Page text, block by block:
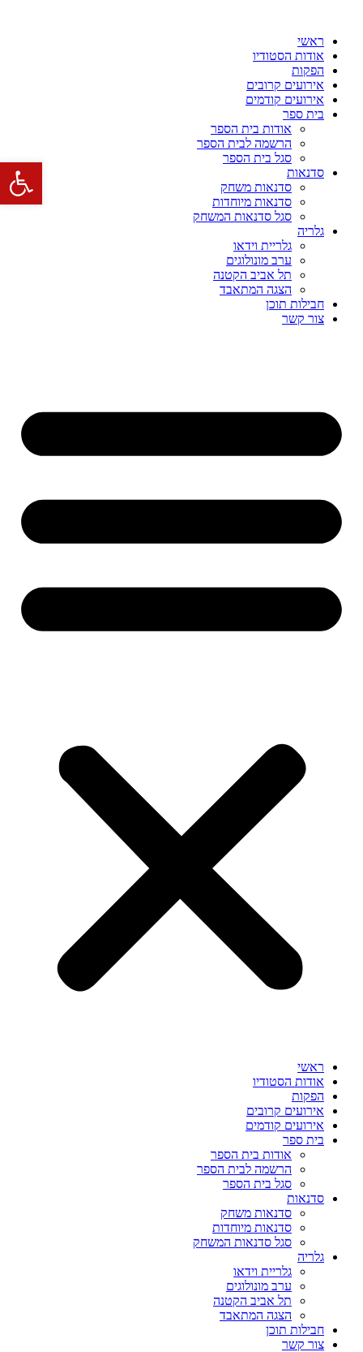
ראשי
אודות הסטודיו
הפקות
אירועים קרובים
אירועים קודמים
בית ספר
אודות בית הספר
הרשמה לבית הספר
סגל בית הספר
סדנאות
סדנאות משחק
סדנאות מיוחדות
סגל סדנאות המשחק
גלריה
גלריית וידאו
ערב מונולוגים
תל אביב הקטנה
הצגה המתאבד
חבילות תוכן
צור קשר
ראשי
אודות הסטודיו
הפקות
אירועים קרובים
אירועים קודמים
בית ספר
אודות בית הספר
הרשמה לבית הספר
סגל בית הספר
סדנאות
סדנאות משחק
סדנאות מיוחדות
סגל סדנאות המשחק
גלריה
גלריית וידאו
ערב מונולוגים
תל אביב הקטנה
הצגה המתאבד
חבילות תוכן
צור קשר
פתח